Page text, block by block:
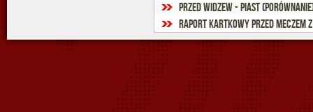
Przed Widzew - Piast
Raport kartkowy przed meczem z